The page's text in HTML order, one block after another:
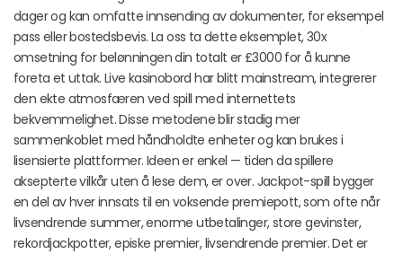
dager og kan omfatte innsending av dokumenter, for eksempel
pass eller bostedsbevis. La oss ta dette eksemplet, 30x
omsetning for belønningen din totalt er £3000 for å kunne
foreta et uttak. Live kasinobord har blitt mainstream, integrerer
den ekte atmosfæren ved spill med internettets
bekvemmelighet. Disse metodene blir stadig mer
sammenkoblet med håndholdte enheter og kan brukes i
lisensierte plattformer. Ideen er enkel — tiden da spillere
aksepterte vilkår uten å lese dem, er over. Jackpot-spill bygger
en del av hver innsats til en voksende premiepott, som ofte når
livsendrende summer, enorme utbetalinger, store gevinster,
rekordjackpotter, episke premier, livsendrende premier. Det er